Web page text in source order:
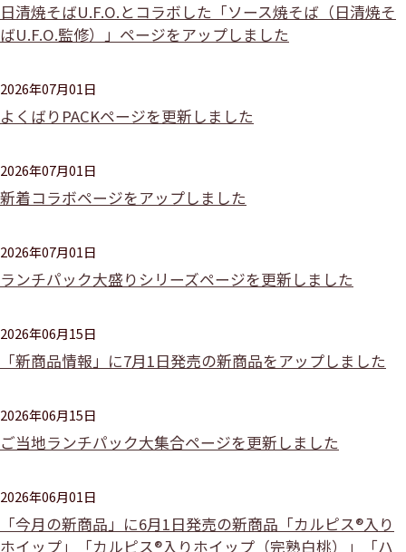
日清焼そばU.F.O.とコラボした「ソース焼そば（日清焼そ
ばU.F.O.監修）」ページをアップしました
2026年07月01日
よくばりPACKページを更新しました
2026年07月01日
新着コラボページをアップしました
2026年07月01日
ランチパック大盛りシリーズページを更新しました
2026年06月15日
「新商品情報」に7月1日発売の新商品をアップしました
2026年06月15日
ご当地ランチパック大集合ページを更新しました
2026年06月01日
「今月の新商品」に6月1日発売の新商品「カルピス®入り
ホイップ」「カルピス®入りホイップ（完熟白桃）」「ハ